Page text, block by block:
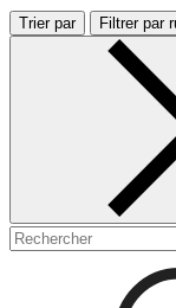
Trier par Filtrer par